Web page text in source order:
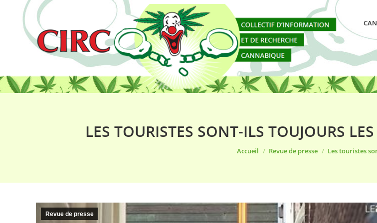
LES TOURISTES SONT-ILS TOUJOURS
Accueil Revue de presse Les touristes
Revue de presse